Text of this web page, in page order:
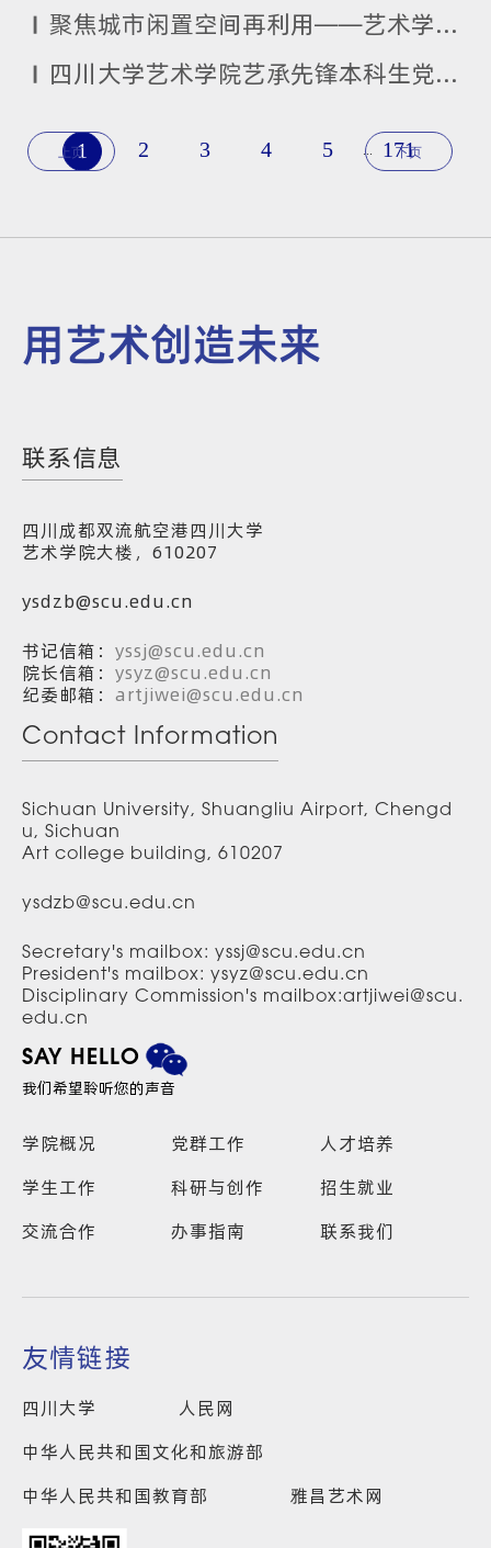
聚焦城市闲置空间再利用——艺术学院环境设计系国际课程周课程《Temporary Uses and Projects in China: A Toolbox, the Case of Chengdu》圆满结课
四川大学艺术学院艺承先锋本科生党支部举办“浓情端午，粽香传情”主题党日活动
上页
1 2 3 4 5 ... 171
下页
用艺术创造未来
联系信息
四川成都双流航空港四川大学
艺术学院大楼，610207
ysdzb@scu.edu.cn
书记信箱： yssj@scu.edu.cn
院长信箱： ysyz@scu.edu.cn
纪委邮箱： artjiwei@scu.edu.cn
Contact Information
Sichuan University, Shuangliu Airport, Chengd
u, Sichuan
Art college building, 610207
ysdzb@scu.edu.cn
Secretary's mailbox: yssj@scu.edu.cn
President's mailbox: ysyz@scu.edu.cn
Disciplinary Commission's mailbox:artjiwei@scu.
edu.cn
SAY HELLO
我们希望聆听您的声音
学院概况 党群工作
人才培养
学生工作
科研与创作
招生就业
交流合作
办事指南 联系我们
友情链接
四川大学
人民网
中华人民共和国文化和旅游部
中华人民共和国教育部
雅昌艺术网